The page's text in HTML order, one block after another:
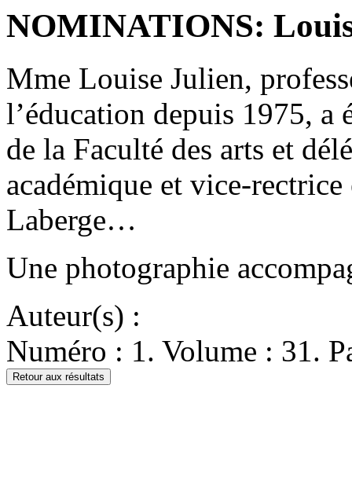
NOMINATIONS:
Mme Louise Julien,
l’éducation depuis 1975, a
de la Faculté des arts et
académique et vice-
Laberge…
Une photographie
Auteur(s) :
Numéro : 1. Volume : 31.
Retour aux résultats